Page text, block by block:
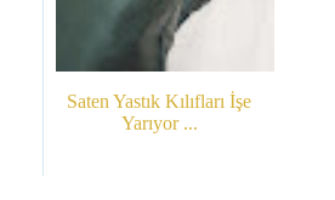
Saten Yastık Kılıfları İşe
Yarıyor ...